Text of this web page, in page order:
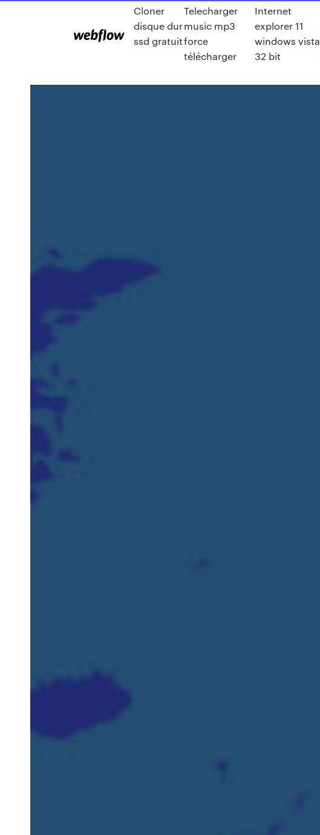
Cloner
disque dur
ssd gratuit
Telecharger
music mp3
force
télécharger
Internet
explorer 11
windows vista
32 bit